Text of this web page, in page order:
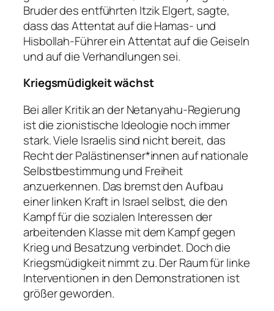
Bruder des entführten Itzik Elgert, sagte,
dass das Attentat auf die Hamas- und
Hisbollah-Führer ein Attentat auf die Geiseln
und auf die Verhandlungen sei.
Kriegsmüdigkeit wächst
Bei aller Kritik an der Netanyahu-Regierung
ist die zionistische Ideologie noch immer
stark. Viele Israelis sind nicht bereit, das
Recht der Palästinenser*innen auf nationale
Selbstbestimmung und Freiheit
anzuerkennen. Das bremst den Aufbau
einer linken Kraft in Israel selbst, die den
Kampf für die sozialen Interessen der
arbeitenden Klasse mit dem Kampf gegen
Krieg und Besatzung verbindet. Doch die
Kriegsmüdigkeit nimmt zu. Der Raum für linke
Interventionen in den Demonstrationen ist
größer geworden.